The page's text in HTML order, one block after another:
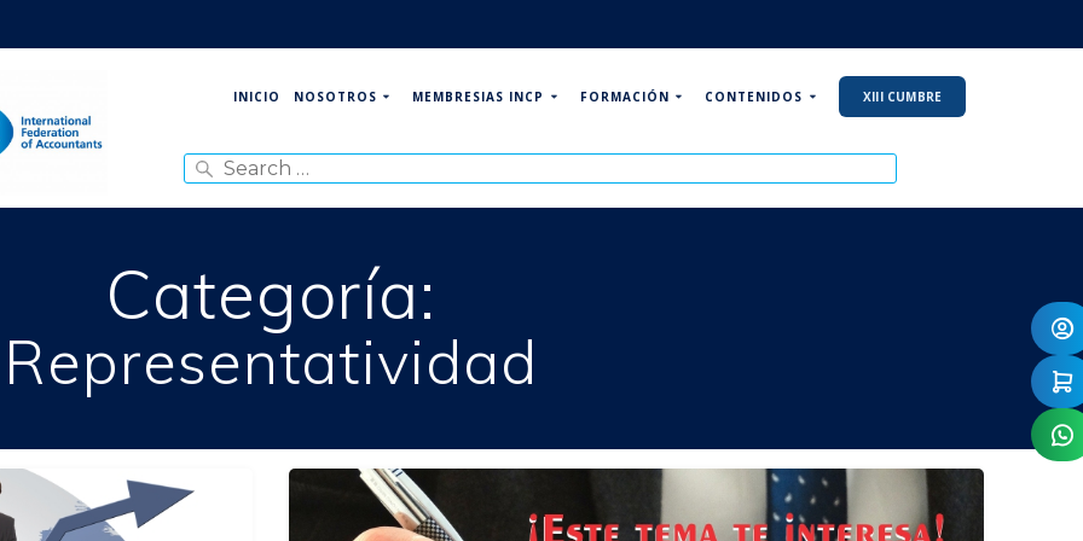
INICIO NOSOTROS MEMBRESIAS INCP FORMACIÓN CONTENIDOS XIII CUMBRE
for:
Categoría:
Representatividad